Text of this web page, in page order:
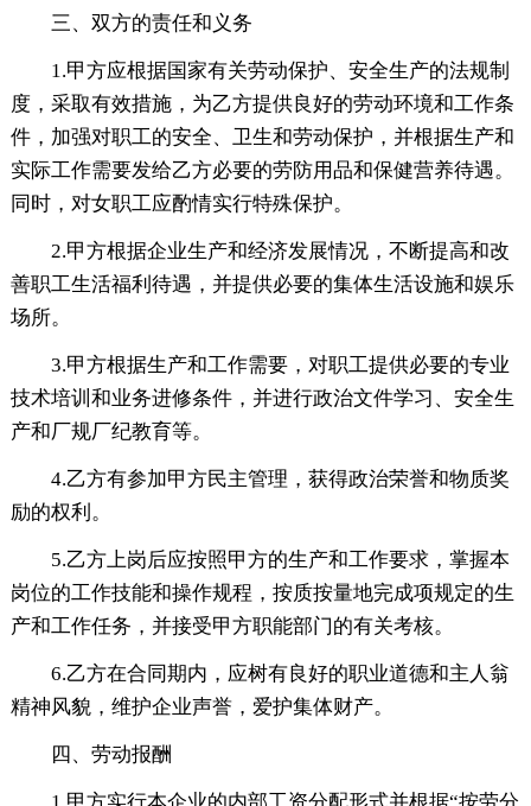
三、双方的责任和义务
1.甲方应根据国家有关劳动保护、安全生产的法规制
度，采取有效措施，为乙方提供良好的劳动环境和工作条
件，加强对职工的安全、卫生和劳动保护，并根据生产和
实际工作需要发给乙方必要的劳防用品和保健营养待遇。
同时，对女职工应酌情实行特殊保护。
2.甲方根据企业生产和经济发展情况，不断提高和改
善职工生活福利待遇，并提供必要的集体生活设施和娱乐
场所。
3.甲方根据生产和工作需要，对职工提供必要的专业
技术培训和业务进修条件，并进行政治文件学习、安全生
产和厂规厂纪教育等。
4.乙方有参加甲方民主管理，获得政治荣誉和物质奖
励的权利。
5.乙方上岗后应按照甲方的生产和工作要求，掌握本
岗位的工作技能和操作规程，按质按量地完成项规定的生
产和工作任务，并接受甲方职能部门的有关考核。
6.乙方在合同期内，应树有良好的职业道德和主人翁
精神风貌，维护企业声誉，爱护集体财产。
四、劳动报酬